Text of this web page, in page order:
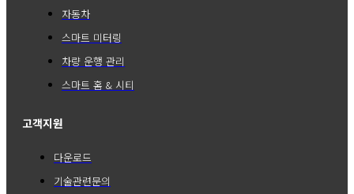
자동차
스마트 미터링
차량 운행 관리
스마트 홈 & 시티
고객지원
다운로드
기술관련문의